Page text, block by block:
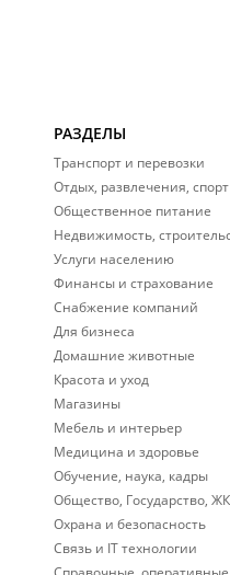
РАЗДЕЛЫ
Транспорт и перевозки
Отдых, развлечения, спорт
Общественное питание
Недвижимость,
Услуги населению
Финансы и страхование
Снабжение компаний
Для бизнеса
Домашние животные
Красота и уход
Магазины
Мебель и интерьер
Медицина и здоровье
Обучение, наука, кадры
Общество, Государство,
Охрана и безопасность
Связь и IT технологии